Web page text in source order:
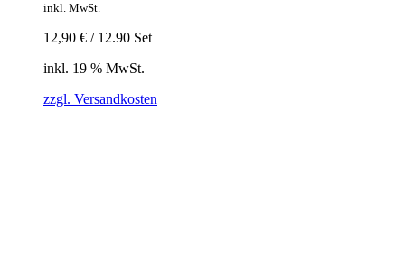
inkl. MwSt.
12,90 € / 12.90 Set
inkl. 19 % MwSt.
zzgl. Versandkosten